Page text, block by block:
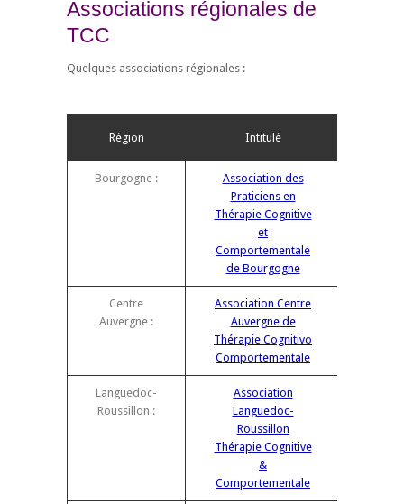
Associations régionales de
TCC
Quelques associations régionales :
Région Intitulé
Bourgogne :
Association des
Praticiens en
Thérapie Cognitive
et
Comportementale
de Bourgogne
Centre
Auvergne :
Association Centre
Auvergne de
Thérapie Cognitivo
Comportementale
Languedoc-
Roussillon :
Association
Languedoc-
Roussillon
Thérapie Cognitive
&
Comportementale